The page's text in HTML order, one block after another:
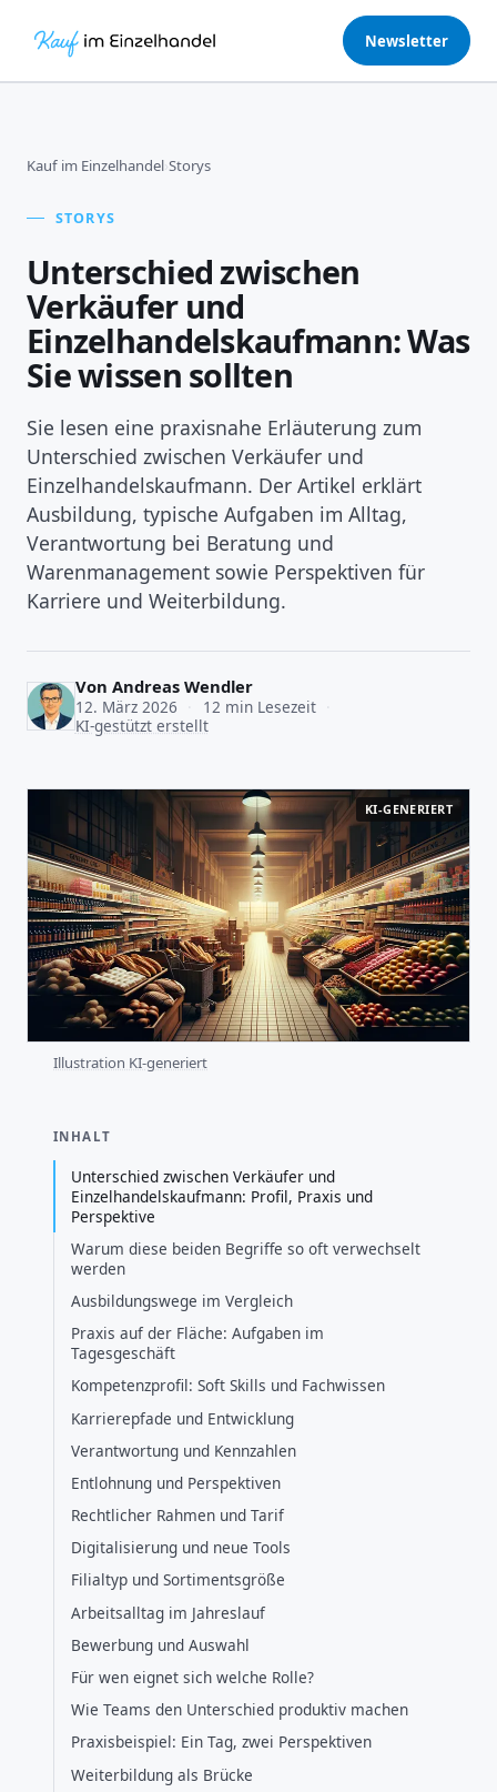
Newsletter
Kauf im Einzelhandel›Storys
STORYS
Unterschied zwischen
Verkäufer und
Einzelhandelskaufmann: Was
Sie wissen sollten
Sie lesen eine praxisnahe Erläuterung zum
Unterschied zwischen Verkäufer und
Einzelhandelskaufmann. Der Artikel erklärt
Ausbildung, typische Aufgaben im Alltag,
Verantwortung bei Beratung und
Warenmanagement sowie Perspektiven für
Karriere und Weiterbildung.
Von Andreas Wendler
12. März 2026 12 min Lesezeit
KI-gestützt erstellt
KI-GENERIERT
Illustration KI-generiert
INHALT
Unterschied zwischen Verkäufer und
Einzelhandelskaufmann: Profil, Praxis und
Perspektive
Warum diese beiden Begriffe so oft verwechselt
werden
Ausbildungswege im Vergleich
Praxis auf der Fläche: Aufgaben im
Tagesgeschäft
Kompetenzprofil: Soft Skills und Fachwissen
Karrierepfade und Entwicklung
Verantwortung und Kennzahlen
Entlohnung und Perspektiven
Rechtlicher Rahmen und Tarif
Digitalisierung und neue Tools
Filialtyp und Sortimentsgröße
Arbeitsalltag im Jahreslauf
Bewerbung und Auswahl
Für wen eignet sich welche Rolle?
Wie Teams den Unterschied produktiv machen
Praxisbeispiel: Ein Tag, zwei Perspektiven
Weiterbildung als Brücke